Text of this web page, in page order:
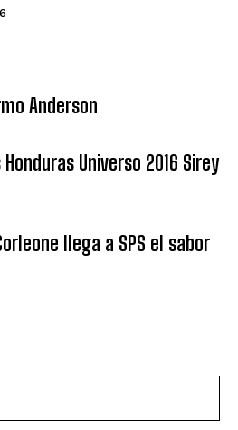
Anderson
Universo 2016 Sirey
llega a SPS el sabor